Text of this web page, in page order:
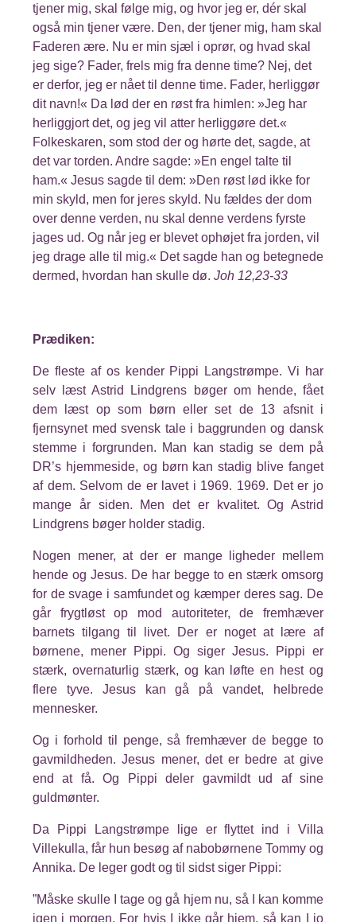
tjener mig, skal følge mig, og hvor jeg er, dér skal
også min tjener være. Den, der tjener mig, ham skal
Faderen ære. Nu er min sjæl i oprør, og hvad skal
jeg sige? Fader, frels mig fra denne time? Nej, det
er derfor, jeg er nået til denne time. Fader, herliggør
dit navn!« Da lød der en røst fra himlen: »Jeg har
herliggjort det, og jeg vil atter herliggøre det.«
Folkeskaren, som stod der og hørte det, sagde, at
det var torden. Andre sagde: »En engel talte til
ham.« Jesus sagde til dem: »Den røst lød ikke for
min skyld, men for jeres skyld. Nu fældes der dom
over denne verden, nu skal denne verdens fyrste
jages ud. Og når jeg er blevet ophøjet fra jorden, vil
jeg drage alle til mig.« Det sagde han og betegnede
dermed, hvordan han skulle dø. Joh 12,23-33
Prædiken:
De fleste af os kender Pippi Langstrømpe. Vi har
selv læst Astrid Lindgrens bøger om hende, fået
dem læst op som børn eller set de 13 afsnit i
fjernsynet med svensk tale i baggrunden og dansk
stemme i forgrunden. Man kan stadig se dem på
DR’s hjemmeside, og børn kan stadig blive fanget
af dem. Selvom de er lavet i 1969. 1969. Det er jo
mange år siden. Men det er kvalitet. Og Astrid
Lindgrens bøger holder stadig.
Nogen mener, at der er mange ligheder mellem
hende og Jesus. De har begge to en stærk omsorg
for de svage i samfundet og kæmper deres sag. De
går frygtløst op mod autoriteter, de fremhæver
barnets tilgang til livet. Der er noget at lære af
børnene, mener Pippi. Og siger Jesus. Pippi er
stærk, overnaturlig stærk, og kan løfte en hest og
flere tyve. Jesus kan gå på vandet, helbrede
mennesker.
Og i forhold til penge, så fremhæver de begge to
gavmildheden. Jesus mener, det er bedre at give
end at få. Og Pippi deler gavmildt ud af sine
guldmønter.
Da Pippi Langstrømpe lige er flyttet ind i Villa
Villekulla, får hun besøg af nabobørnene Tommy og
Annika. De leger godt og til sidst siger Pippi:
”Måske skulle I tage og gå hjem nu, så I kan komme
igen i morgen. For hvis I ikke går hjem, så kan I jo